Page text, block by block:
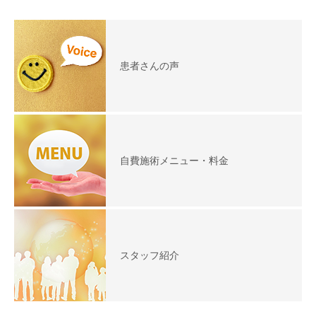
患者さんの声
自費施術メニュー・料金
スタッフ紹介